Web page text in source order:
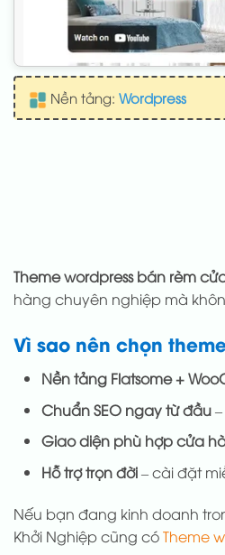
Nền tảng: Wordpress
Theme wordpress bán rèm
hàng chuyên nghiệp mà
Vì sao nên chọn
Nền tảng Flatsome +
Chuẩn SEO ngay từ đầu–
Giao diện phù hợp cửa
Hỗ trợ trọn đời– cài đặt
Nếu bạn đang kinh doanh
Khởi Nghiệp cũng cóTheme